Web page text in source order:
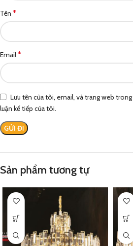
Tên *
Email*
Lưu tên của tôi, email, và trang web
luận kế tiếp của tôi.
Sản phẩm tương tự